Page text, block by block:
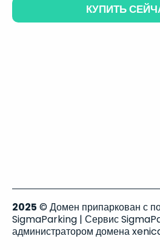
КУПИТЬ
2025 © Домен припаркован с
SigmaParking | Сервис
администратором домена